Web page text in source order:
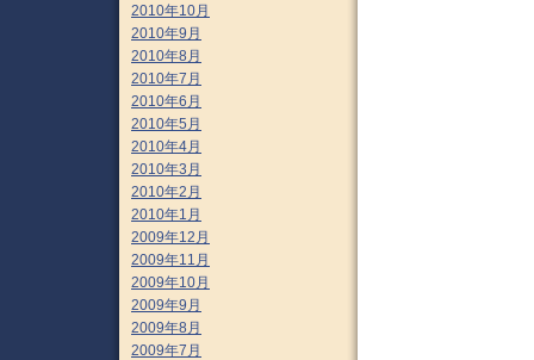
2010年10月
2010年9月
2010年8月
2010年7月
2010年6月
2010年5月
2010年4月
2010年3月
2010年2月
2010年1月
2009年12月
2009年11月
2009年10月
2009年9月
2009年8月
2009年7月